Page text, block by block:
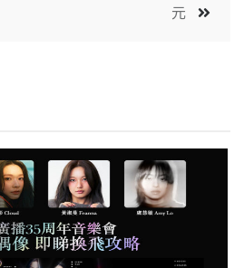
元